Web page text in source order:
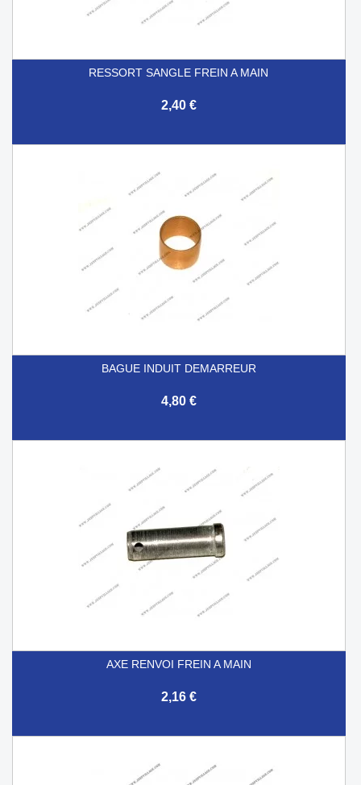
RESSORT SANGLE FREIN A MAIN
2,40 €
BAGUE INDUIT DEMARREUR
4,80 €
AXE RENVOI FREIN A MAIN
2,16 €